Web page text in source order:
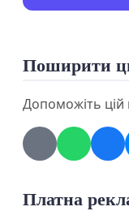
Поширити
Допоможіть цій
Платна